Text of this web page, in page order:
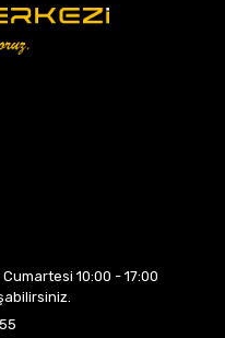
10:00 - 17:00